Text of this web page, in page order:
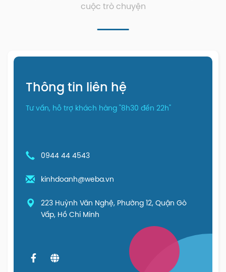
cuộc trò chuyện
Thông tin liên hệ
Tư vấn, hỗ trợ khách hàng "8h30 đến 22h"
0944 44 4543
kinhdoanh@weba.vn
223 Huỳnh Văn Nghệ, Phường 12, Quận Gò
Vấp, Hồ Chí Minh